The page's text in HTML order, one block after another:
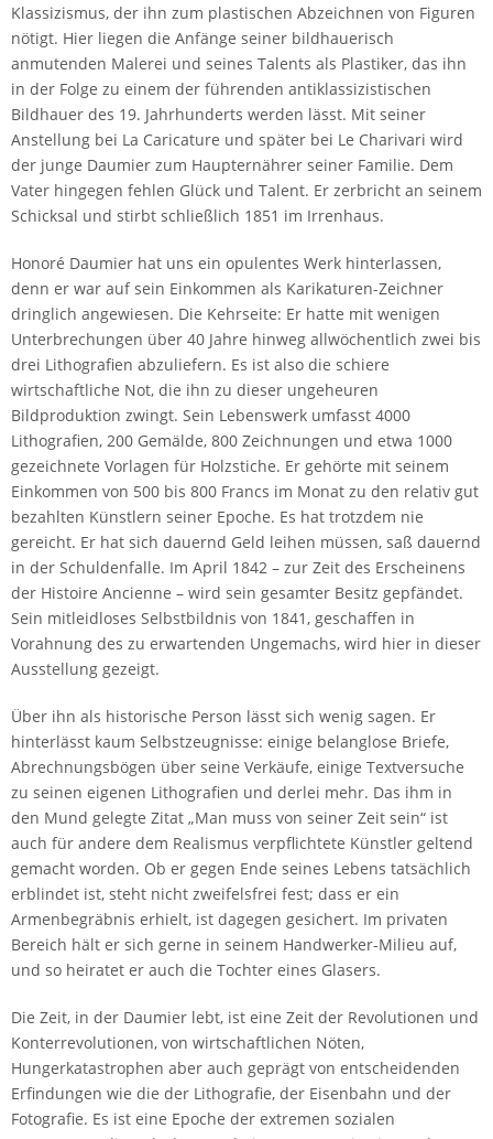
Klassizismus, der ihn zum plastischen Abzeichnen von Figuren
nötigt. Hier liegen die Anfänge seiner bildhauerisch
anmutenden Malerei und seines Talents als Plastiker, das ihn
in der Folge zu einem der führenden antiklassizistischen
Bildhauer des 19. Jahrhunderts werden lässt. Mit seiner
Anstellung bei La Caricature und später bei Le Charivari wird
der junge Daumier zum Haupternährer seiner Familie. Dem
Vater hingegen fehlen Glück und Talent. Er zerbricht an seinem
Schicksal und stirbt schließlich 1851 im Irrenhaus.
Honoré Daumier hat uns ein opulentes Werk hinterlassen,
denn er war auf sein Einkommen als Karikaturen-Zeichner
dringlich angewiesen. Die Kehrseite: Er hatte mit wenigen
Unterbrechungen über 40 Jahre hinweg allwöchentlich zwei bis
drei Lithografien abzuliefern. Es ist also die schiere
wirtschaftliche Not, die ihn zu dieser ungeheuren
Bildproduktion zwingt. Sein Lebenswerk umfasst 4000
Lithografien, 200 Gemälde, 800 Zeichnungen und etwa 1000
gezeichnete Vorlagen für Holzstiche. Er gehörte mit seinem
Einkommen von 500 bis 800 Francs im Monat zu den relativ gut
bezahlten Künstlern seiner Epoche. Es hat trotzdem nie
gereicht. Er hat sich dauernd Geld leihen müssen, saß dauernd
in der Schuldenfalle. Im April 1842 – zur Zeit des Erscheinens
der Histoire Ancienne – wird sein gesamter Besitz gepfändet.
Sein mitleidloses Selbstbildnis von 1841, geschaffen in
Vorahnung des zu erwartenden Ungemachs, wird hier in dieser
Ausstellung gezeigt.
Über ihn als historische Person lässt sich wenig sagen. Er
hinterlässt kaum Selbstzeugnisse: einige belanglose Briefe,
Abrechnungsbögen über seine Verkäufe, einige Textversuche
zu seinen eigenen Lithografien und derlei mehr. Das ihm in
den Mund gelegte Zitat „Man muss von seiner Zeit sein“ ist
auch für andere dem Realismus verpflichtete Künstler geltend
gemacht worden. Ob er gegen Ende seines Lebens tatsächlich
erblindet ist, steht nicht zweifelsfrei fest; dass er ein
Armenbegräbnis erhielt, ist dagegen gesichert. Im privaten
Bereich hält er sich gerne in seinem Handwerker-Milieu auf,
und so heiratet er auch die Tochter eines Glasers.
Die Zeit, in der Daumier lebt, ist eine Zeit der Revolutionen und
Konterrevolutionen, von wirtschaftlichen Nöten,
Hungerkatastrophen aber auch geprägt von entscheidenden
Erfindungen wie die der Lithografie, der Eisenbahn und der
Fotografie. Es ist eine Epoche der extremen sozialen